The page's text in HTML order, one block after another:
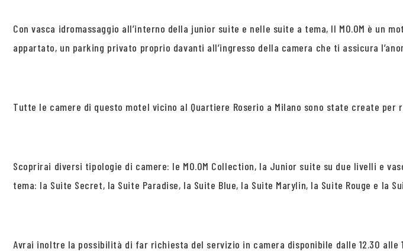
Con vasca idromassaggio all’interno della junior suite e nelle suite a tema, Il MO.OM è un
appartato, un parking privato proprio davanti all’ingresso della camera che ti assicura
Tutte le camere di questo motel vicino al Quartiere Roserio a Milano sono state create
Scoprirai diversi tipologie di camere: le MO.OM Collection, la Junior suite su due livelli e
tema: la Suite Secret, la Suite Paradise, la Suite Blue, la Suite Marylin, la Suite Rouge e la
Avrai inoltre la possibilità di far richiesta del servizio in camera disponibile dalle 12.30 alle